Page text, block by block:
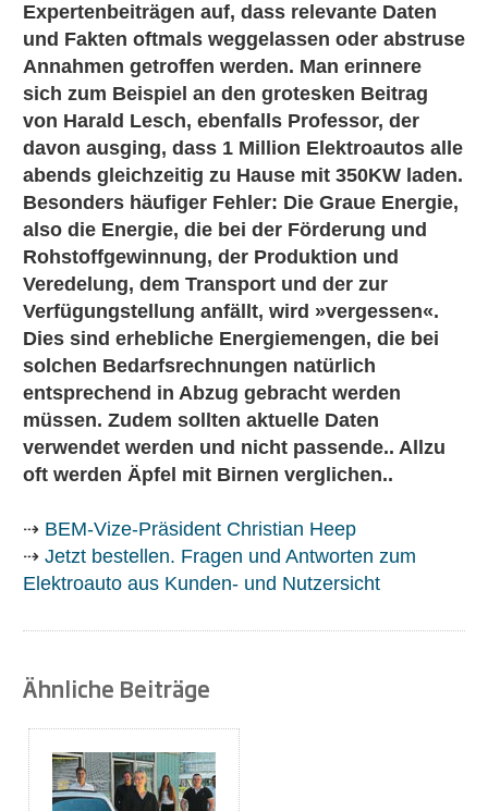
Expertenbeiträgen auf, dass relevante Daten
und Fakten oftmals weggelassen oder abstruse
Annahmen getroffen werden. Man erinnere
sich zum Beispiel an den grotesken Beitrag
von Harald Lesch, ebenfalls Professor, der
davon ausging, dass 1 Million Elektroautos alle
abends gleichzeitig zu Hause mit 350KW laden.
Besonders häufiger Fehler: Die Graue Energie,
also die Energie, die bei der Förderung und
Rohstoffgewinnung, der Produktion und
Veredelung, dem Transport und der zur
Verfügungstellung anfällt, wird »vergessen«.
Dies sind erhebliche Energiemengen, die bei
solchen Bedarfsrechnungen natürlich
entsprechend in Abzug gebracht werden
müssen. Zudem sollten aktuelle Daten
verwendet werden und nicht passende.. Allzu
oft werden Äpfel mit Birnen verglichen..
⇢ BEM-Vize-Präsident Christian Heep
⇢ Jetzt bestellen. Fragen und Antworten zum
Elektroauto aus Kunden- und Nutzersicht
Ähnliche Beiträge